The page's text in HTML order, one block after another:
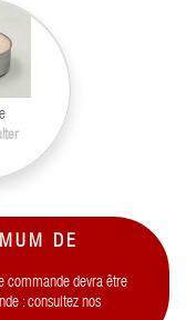
DE
commande devra être
: consultez nos